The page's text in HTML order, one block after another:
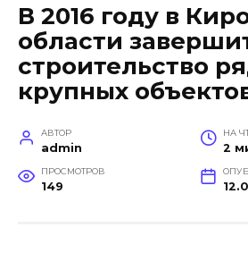
В 2016 году в
области
строительство
крупных
АВТОР
admin
НА
2
ПРОСМОТРОВ
149